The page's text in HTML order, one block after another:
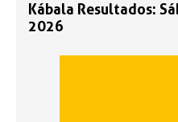
Kábala Resultados:
2026